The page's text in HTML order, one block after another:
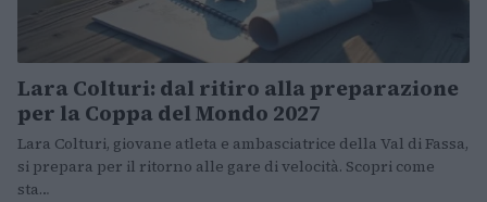
Lara Colturi: dal ritiro alla preparazione
per la Coppa del Mondo 2027
Lara Colturi, giovane atleta e ambasciatrice della Val di Fassa,
si prepara per il ritorno alle gare di velocità. Scopri come
sta…